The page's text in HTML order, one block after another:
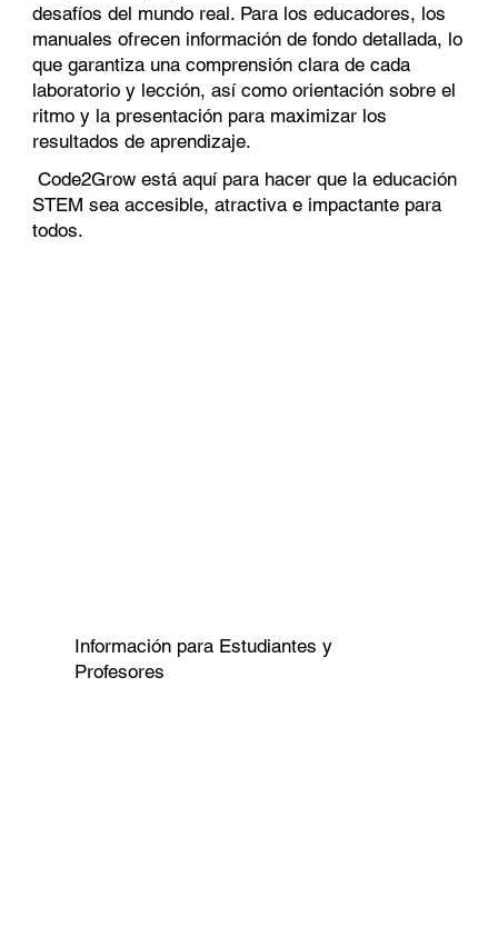
desafíos del mundo real. Para los educadores, los
manuales ofrecen información de fondo detallada, lo
que garantiza una comprensión clara de cada
laboratorio y lección, así como orientación sobre el
ritmo y la presentación para maximizar los
resultados de aprendizaje.
Code2Grow está aquí para hacer que la educación
STEM sea accesible, atractiva e impactante para
todos.
Información para Estudiantes y
Profesores